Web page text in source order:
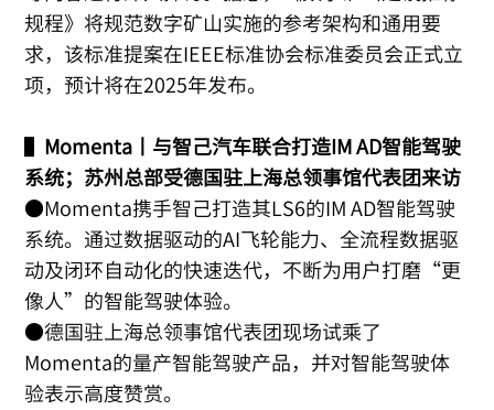
规程》将规范数字矿山实施的参考架构和通用要
求，该标准提案在IEEE标准协会标准委员会正式立
项，预计将在2025年发布。
▌ Momenta丨与智己汽车联合打造IM AD智能驾驶
系统；苏州总部受德国驻上海总领事馆代表团来访
●Momenta携手智己打造其LS6的IM AD智能驾驶
系统。通过数据驱动的AI飞轮能力、全流程数据驱
动及闭环自动化的快速迭代，不断为用户打磨“更
像人”的智能驾驶体验。
●德国驻上海总领事馆代表团现场试乘了
Momenta的量产智能驾驶产品，并对智能驾驶体
验表示高度赞赏。